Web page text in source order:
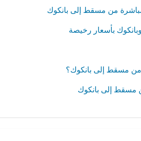
من مسقط إلى بانكوك
بأسعار رخيصة
مسقط إلى بانكوك؟
مسقط إلى بانكوك